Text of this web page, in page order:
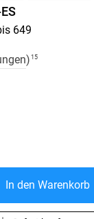
649
) 15
In den Warenkorb